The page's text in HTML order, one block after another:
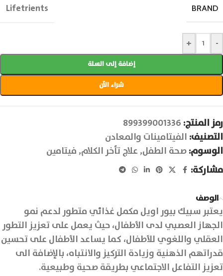
BRAND
Lifetrients
-
+
إضافة إلى السلة
شراء الآن
رمز المنتج: 899399001336
التصنيف: الفيتامينات والمعادن
الوسوم:صحة الطفل, علاج تأخر الكلام, فيتامين
مشاركة:
الوصف
يعتبر سبيك بيور اويل مكمل غذائي متطور لدعم نمو
الجهاز العصبي لدى الأطفال، حيث يعمل على تعزيز التطور
العقلي واللغوي للأطفال، كما يساعد الأطفال على تحسين
قدراتهم الذهنية وزيادة التركيز والانتباه، بالإضافة الى
تعزيز التفاعل الاجتماعي بطريقة صحية وطبيعية.